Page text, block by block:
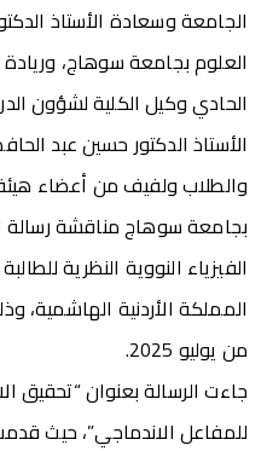
الجامعة وسعادة الأستاذ
العلوم بجامعة سوهاج،
الحادي وكيل الكلية لشؤون
الأستاذ الدكتور حسين عبد
والطلاب ولفيف من أعضاء
بجامعة سوهاج مناقشة
الفيزياء النووية النظرية
المملكة الأردنية الهاشمية،
من يوليو 2025.
جاءت الرسالة بعنوان “تحقيق
للمفاعل الاندماجي”، حيث